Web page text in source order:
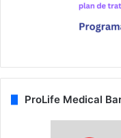
ProLife Medical